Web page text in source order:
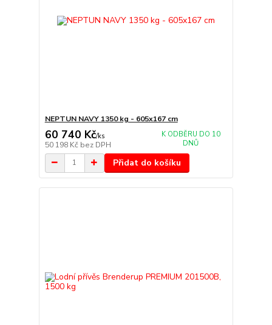
NEPTUN NAVY 1350 kg - 605x167 cm
60 740 Kč/ks
50 198 Kč bez DPH
K ODBĚRU DO 10
DNŮ
Přidat do košíku